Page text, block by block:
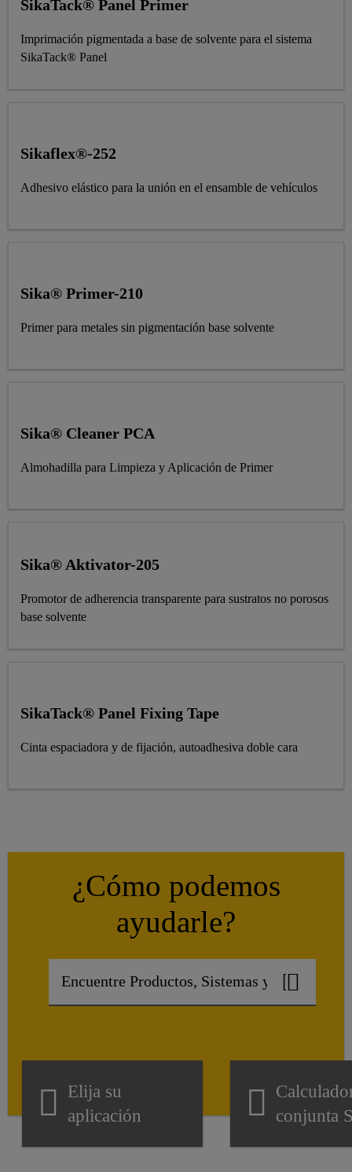
SikaTack® Panel Primer
Imprimación pigmentada a base de solvente para el sistema
SikaTack® Panel
Sikaflex®-252
Adhesivo elástico para la unión en el ensamble de vehículos
Sika® Primer-210
Primer para metales sin pigmentación base solvente
Sika® Cleaner PCA
Almohadilla para Limpieza y Aplicación de Primer
Sika® Aktivator-205
Promotor de adherencia transparente para sustratos no porosos
base solvente
SikaTack® Panel Fixing Tape
Cinta espaciadora y de fijación, autoadhesiva doble cara
¿Cómo podemos
ayudarle?
Elija su
aplicación
conjunta